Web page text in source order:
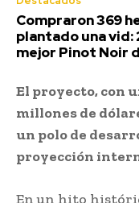
Compraron 369
plantado una vid:
mejor Pinot Noir
El proyecto, con
millones de
un polo de
proyección
En un hito